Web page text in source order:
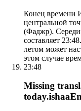
Конец времени
центральной
(Фаджр).
составляет
летом может
этом случае
23:48
Missing